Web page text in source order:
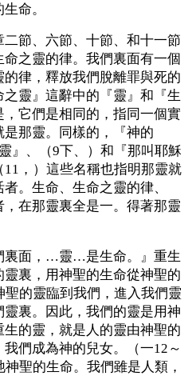
命。
二節、六節、十節、和十一節
之靈的律。我們裏面有一個
律，釋放我們脫離罪與死的
靈』這辭中的『靈』和『生
它們是相同的，指同一個實
那靈。同樣的，『神的
』、（9下、）和『那叫耶穌
，）這些名稱也指明那靈就
。生命、生命之靈的律、
在那靈裏全是一。得著那靈
裏面，…靈…是生命。』重生
裏，用神聖的生命從神聖的
的靈臨到我們，進入我們靈
裏。因此，我們的靈是用神
的靈，就是人的靈由神聖的
們成為神的兒女。（一12～
聖的生命。我們雖是人類，